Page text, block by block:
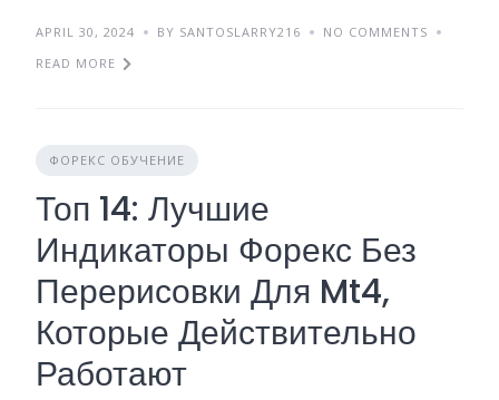
APRIL 30, 2024 BY SANTOSLARRY216
NO COMMENTS
READ MORE
ФОРЕКС ОБУЧЕНИЕ
Топ 14: Лучшие
Индикаторы Форекс Без
Перерисовки Для Mt4,
Которые Действительно
Работают